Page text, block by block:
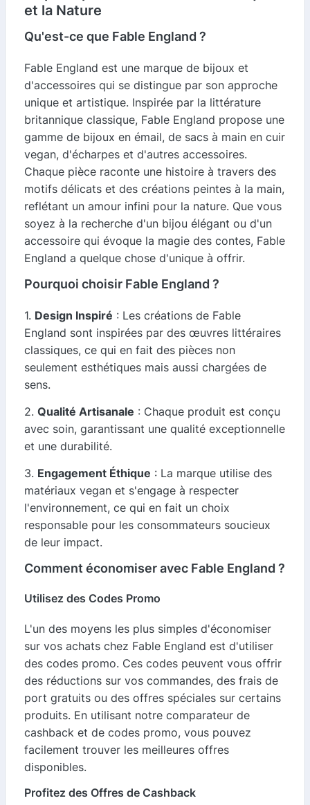
et la Nature
Qu'est-ce que Fable England ?
Fable England est une marque de bijoux et
d'accessoires qui se distingue par son approche
unique et artistique. Inspirée par la littérature
britannique classique, Fable England propose une
gamme de bijoux en émail, de sacs à main en cuir
vegan, d'écharpes et d'autres accessoires.
Chaque pièce raconte une histoire à travers des
motifs délicats et des créations peintes à la main,
reflétant un amour infini pour la nature. Que vous
soyez à la recherche d'un bijou élégant ou d'un
accessoire qui évoque la magie des contes, Fable
England a quelque chose d'unique à offrir.
Pourquoi choisir Fable England ?
1. Design Inspiré : Les créations de Fable
England sont inspirées par des œuvres littéraires
classiques, ce qui en fait des pièces non
seulement esthétiques mais aussi chargées de
sens.
2. Qualité Artisanale : Chaque produit est conçu
avec soin, garantissant une qualité exceptionnelle
et une durabilité.
3. Engagement Éthique : La marque utilise des
matériaux vegan et s'engage à respecter
l'environnement, ce qui en fait un choix
responsable pour les consommateurs soucieux
de leur impact.
Comment économiser avec Fable England ?
Utilisez des Codes Promo
L'un des moyens les plus simples d'économiser
sur vos achats chez Fable England est d'utiliser
des codes promo. Ces codes peuvent vous offrir
des réductions sur vos commandes, des frais de
port gratuits ou des offres spéciales sur certains
produits. En utilisant notre comparateur de
cashback et de codes promo, vous pouvez
facilement trouver les meilleures offres
disponibles.
Profitez des Offres de Cashback